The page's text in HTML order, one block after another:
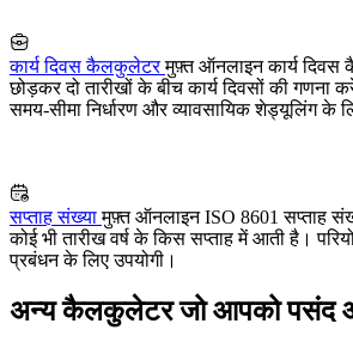
कार्य दिवस कैलकुलेटरमुफ़्त ऑनलाइन कार्य
छोड़कर दो तारीखों के बीच कार्य दिवसों की गणना
समय-सीमा निर्धारण और व्यावसायिक शेड्यूलिंग के
सप्ताह संख्यामुफ़्त ऑनलाइन ISO 8601 सप्ताह
कोई भी तारीख वर्ष के किस सप्ताह में आती है।
प्रबंधन के लिए उपयोगी।
अन्य कैलकुलेटर जो आपको पसंद